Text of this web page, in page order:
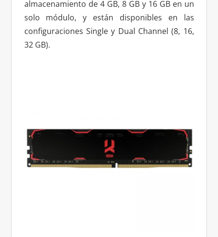
almacenamiento de 4 GB, 8 GB y 16 GB en un
solo módulo, y están disponibles en las
configuraciones Single y Dual Channel (8, 16,
32 GB).